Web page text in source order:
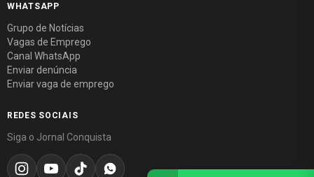
WHATSAPP
Grupo de Notícias
Vagas de Emprego
Canal WhatsApp
Enviar denúncia
Enviar vaga de emprego
REDES SOCIAIS
Siga o Jornal Conquista